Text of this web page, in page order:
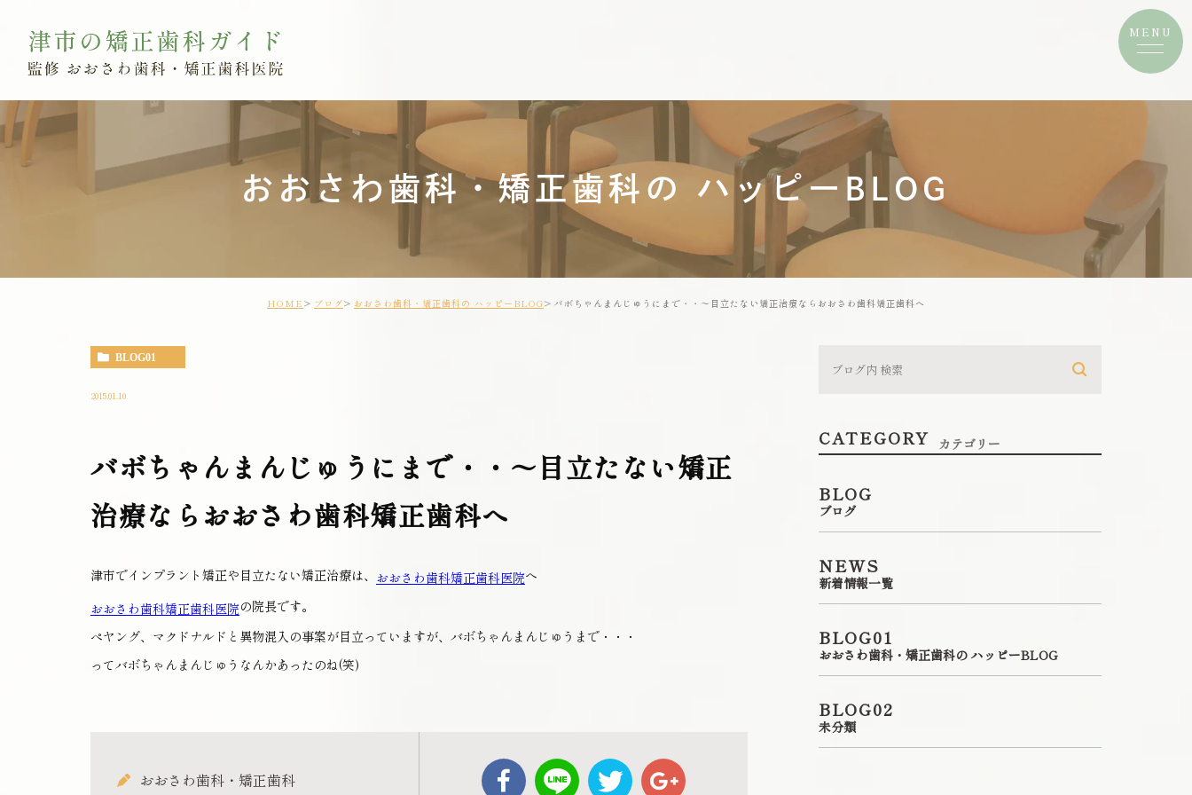
おおさわ歯科・矯正歯科の ハッピーBLOG
HOME ブログ おおさわ歯科・矯正歯科の ハッピーBLOG バボちゃんまんじゅうにまで・・～目立たない矯正治療ならおおさわ歯科矯正歯科へ
BLOG01
2015.01.10
バボちゃんまんじゅうにまで・・～目立たない矯正
治療ならおおさわ歯科矯正歯科へ
津市でインプラント矯正や目立たない矯正治療は、 おおさわ歯科矯正歯科医院へ
おおさわ歯科矯正歯科医院の院長です。
ぺヤング、マクドナルドと異物混入の事案が目立っていますが、バボちゃんまんじゅうまで・・・
ってバボちゃんまんじゅうなんかあったのね(笑)
おおさわ歯科・矯正歯科
CATEGORY カテゴリー
BLOG
ブログ
NEWS
新着情報一覧
BLOG01
おおさわ歯科・矯正歯科の ハッピーBLOG
BLOG02
未分類